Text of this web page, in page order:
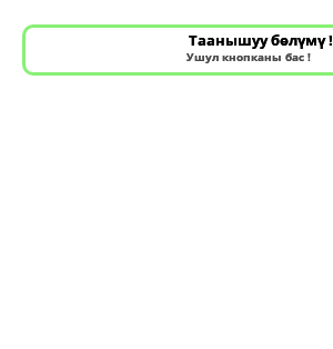
Таанышуу бөлүмү !
Ушул кнопканы бас !